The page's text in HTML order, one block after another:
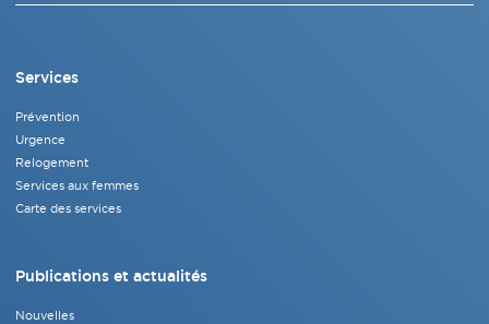
Services
Prévention
Urgence
Relogement
Services aux femmes
Carte des services
Publications et actualités
Nouvelles